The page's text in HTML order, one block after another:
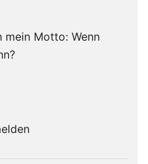
mein Motto: Wenn